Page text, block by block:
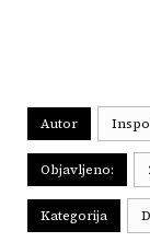
Autor
Objavljeno:
Kategorija